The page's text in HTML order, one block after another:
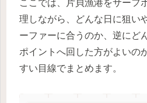
ここでは、片貝漁港をサーフ
理しながら、どんな日に狙い
ーファーに合うのか、逆にど
ポイントへ回した方がよいの
すい目線でまとめます。